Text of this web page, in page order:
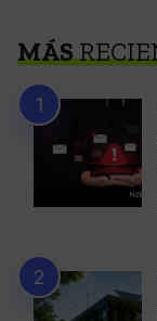
MÁS